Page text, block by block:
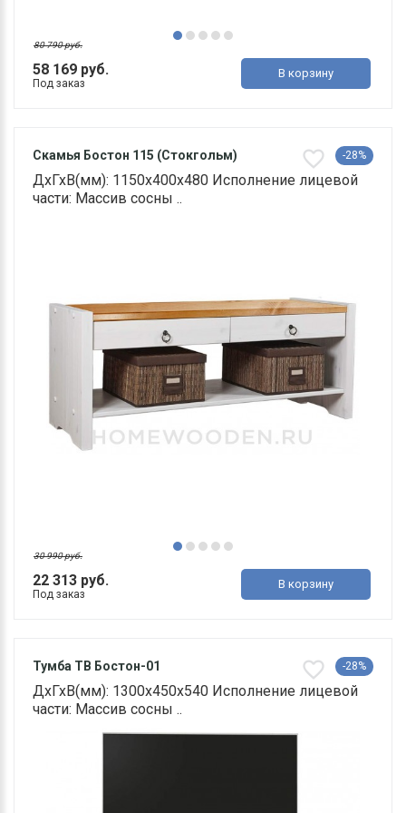
58 169 руб.
80 790 руб.
Под заказ
В корзину
Скамья Бостон 115 (Стокгольм) -28%
ДхГхВ(мм): 1150х400х480 Исполнение лицевой
части: Массив сосны ..
22 313 руб.
30 990 руб.
Под заказ
В корзину
Тумба ТВ Бостон-01 -28%
ДхГхВ(мм): 1300х450х540 Исполнение лицевой
части: Массив сосны ..